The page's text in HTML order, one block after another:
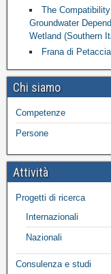
The
Groundwater
Wetland (Southern
Frana di
Chi siamo
Competenze
Persone
Attività
Progetti di ricerca
Internazionali
Nazionali
Consulenza e studi